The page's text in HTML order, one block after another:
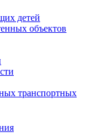
детей
объектов
транспортных